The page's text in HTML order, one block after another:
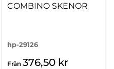
COMBINO SKENOR
hp-29126
Från 376,50 kr